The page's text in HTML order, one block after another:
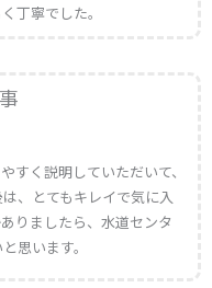
丁寧でした。
すく説明していただいて、
、とてもキレイで気に入
りましたら、水道センタ
思います。